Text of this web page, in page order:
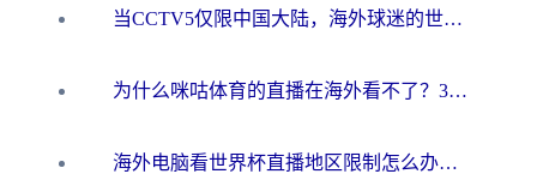
当CCTV5仅限中国大陆，海外球迷的世界杯狂欢如何继续？
为什么咪咕体育的直播在海外看不了？3步解决海外看世界杯+抖音地区限制难题
海外电脑看世界杯直播地区限制怎么办？你需要一个聪明的加速器